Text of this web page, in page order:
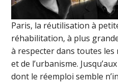
Paris, la réutilisation à
réhabilitation, à plus
à respecter dans toutes les
et de l’urbanisme.
dont le réemploi semble